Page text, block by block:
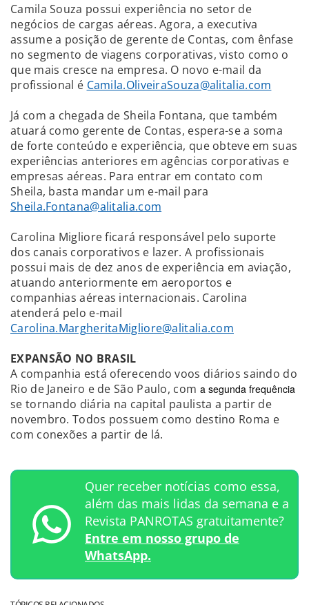
Camila Souza possui experiência no setor de
negócios de cargas aéreas. Agora, a executiva
assume a posição de gerente de Contas, com ênfase
no segmento de viagens corporativas, visto como o
que mais cresce na empresa. O novo e-mail da
profissional é Camila.OliveiraSouza@alitalia.com
Já com a chegada de Sheila Fontana, que também
atuará como gerente de Contas, espera-se a soma
de forte conteúdo e experiência, que obteve em suas
experiências anteriores em agências corporativas e
empresas aéreas. Para entrar em contato com
Sheila, basta mandar um e-mail para
Sheila.Fontana@alitalia.com
Carolina Migliore ficará responsável pelo suporte
dos canais corporativos e lazer. A profissionais
possui mais de dez anos de experiência em aviação,
atuando anteriormente em aeroportos e
companhias aéreas internacionais. Carolina
atenderá pelo e-mail
Carolina.MargheritaMigliore@alitalia.com
EXPANSÃO NO BRASIL
A companhia está oferecendo voos diários saindo do
Rio de Janeiro e de São Paulo, com a segunda frequência
se tornando diária na capital paulista a partir de
novembro. Todos possuem como destino Roma e
com conexões a partir de lá.
Quer receber notícias como essa,
além das mais lidas da semana e a
Revista PANROTAS gratuitamente?
Entre em nosso grupo de
WhatsApp.